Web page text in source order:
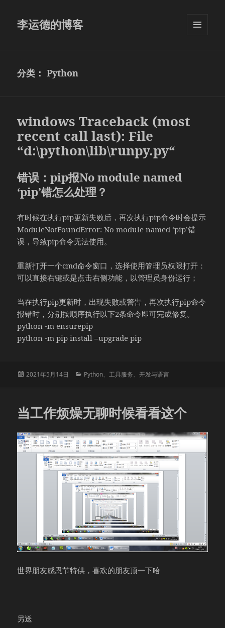
李运德的博客
分类：Python
windows Traceback (most
recent call last): File
“d:\python\lib\runpy.py“
错误：pip报No module named
‘pip’错怎么处理？
有时候在执行pip更新失败后，再次执行pip命令时会提示
ModuleNotFoundError: No module named ‘pip’错
误，导致pip命令无法使用。
重新打开一个cmd命令窗口，选择使用管理员权限打开：
可以直接右键或是点击右侧功能，以管理员身份运行；
当在执行pip更新时，出现失败或警告，再次执行pip命令
报错时，分别按顺序执行以下2条命令即可完成修复。
python -m ensurepip
python -m pip install –upgrade pip
发
2021年5月14日
分
Python、工具服务、开发与语言
当工作烦燥无聊时候看看这个
世界朋友感恩节特供，喜欢的朋友顶一下哈
另送